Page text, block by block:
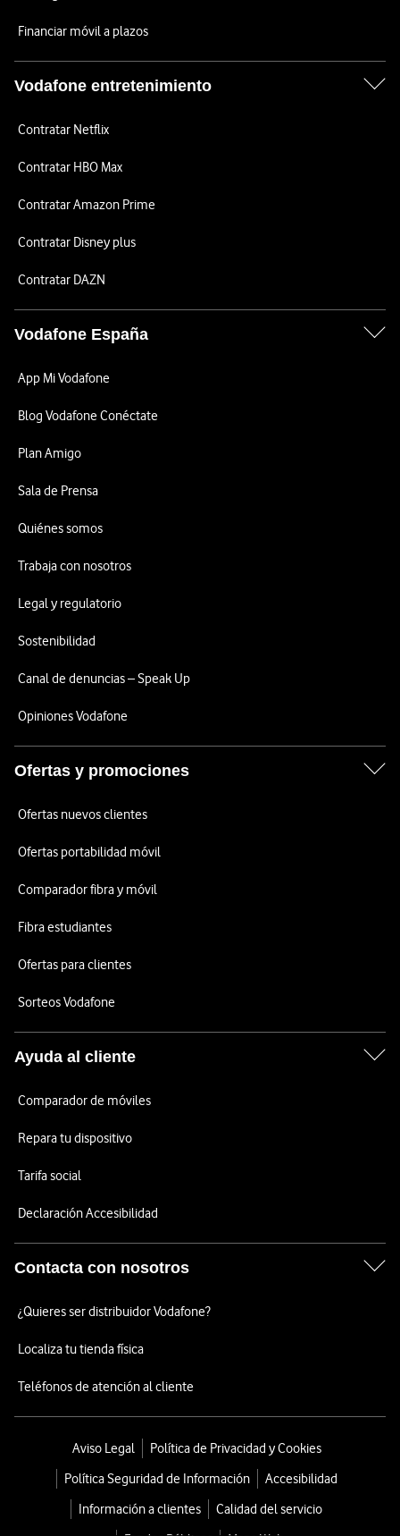
Financiar móvil a plazos
Vodafone entretenimiento
Contratar Netflix
Contratar HBO Max
Contratar Amazon Prime
Contratar Disney plus
Contratar DAZN
Vodafone España
App Mi Vodafone
Blog Vodafone Conéctate
Plan Amigo
Sala de Prensa
Quiénes somos
Trabaja con nosotros
Legal y regulatorio
Sostenibilidad
Canal de denuncias – Speak Up
Opiniones Vodafone
Ofertas y promociones
Ofertas nuevos clientes
Ofertas portabilidad móvil
Comparador fibra y móvil
Fibra estudiantes
Ofertas para clientes
Sorteos Vodafone
Ayuda al cliente
Comparador de móviles
Repara tu dispositivo
Tarifa social
Declaración Accesibilidad
Contacta con nosotros
¿Quieres ser distribuidor Vodafone?
Localiza tu tienda física
Teléfonos de atención al cliente
Aviso Legal
Política de Privacidad y Cookies
Política Seguridad de Información
Accesibilidad
Información a clientes
Calidad del servicio